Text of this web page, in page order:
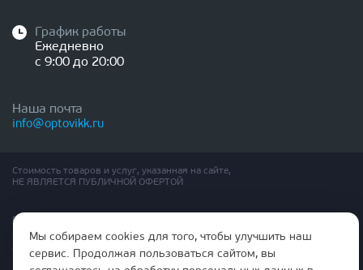
График работы
Ежедневно
с 9:00 до 20:00
Наша почта
info@optovikk.ru
Стоимость товаров и услуг, указанная на сайте,
НЕ ЯВЛЯЕТСЯ ПУБЛИЧНОЙ ОФЕРТОЙ
Правила эксплутации входных и межкомнатных дверей
Политика обработки персональных данных
Согласие на обработку персональных данных
Мы собираем cookies для того, чтобы улучшить наш
сервис. Продолжая пользоваться сайтом, вы